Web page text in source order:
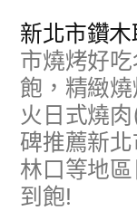
新北市鑽
市燒烤好
飽，精緻
火日式燒
碑推薦新
林口等地
到飽!